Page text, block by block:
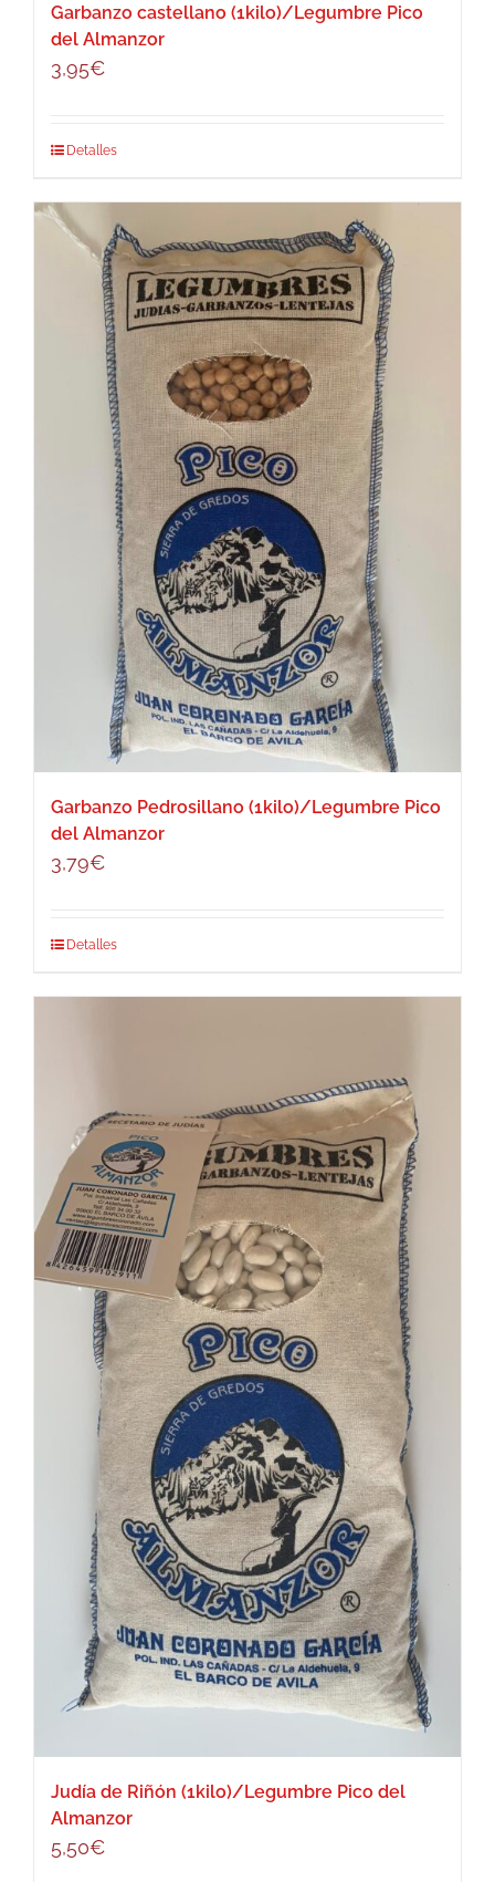
Garbanzo castellano (1kilo)/Legumbre Pico
del Almanzor
3,95€
Detalles
Garbanzo Pedrosillano (1kilo)/Legumbre Pico
del Almanzor
3,79€
Detalles
Judía de Riñón (1kilo)/Legumbre Pico del
Almanzor
5,50€